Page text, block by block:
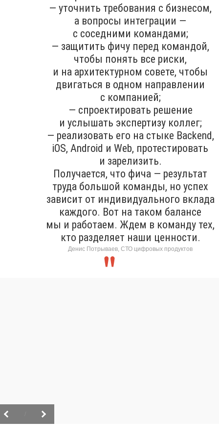
— уточнить требования с бизнесом,
а вопросы интеграции —
с соседними командами;
— защитить фичу перед командой,
чтобы понять все риски,
и на архитектурном совете, чтобы
двигаться в одном направлении
с компанией;
— спроектировать решение
и услышать экспертизу коллег;
— реализовать его на стыке Backend,
iOS, Android и Web, протестировать
и зарелизить.
Получается, что фича — результат
труда большой команды, но успех
зависит от индивидуального вклада
каждого. Вот на таком балансе
мы и работаем. Ждем в команду тех,
кто разделяет наши ценности.
Денис Потрываев, СТО цифровых продуктов